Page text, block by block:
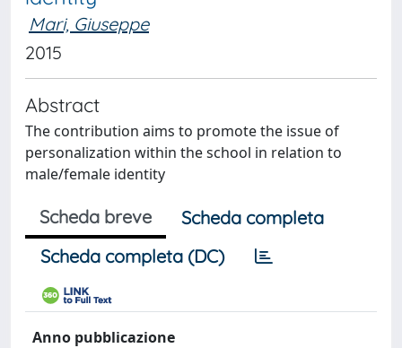
Mari, Giuseppe
2015
Abstract
The contribution aims to promote the issue of
personalization within the school in relation to
male/female identity
Scheda breve
Scheda completa
Scheda completa (DC)
Anno pubblicazione